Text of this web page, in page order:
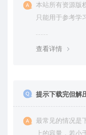
本站所有资源版
只能用于参考学
查看详情
提示下载完但解
最常见的情况是
上的容量，若